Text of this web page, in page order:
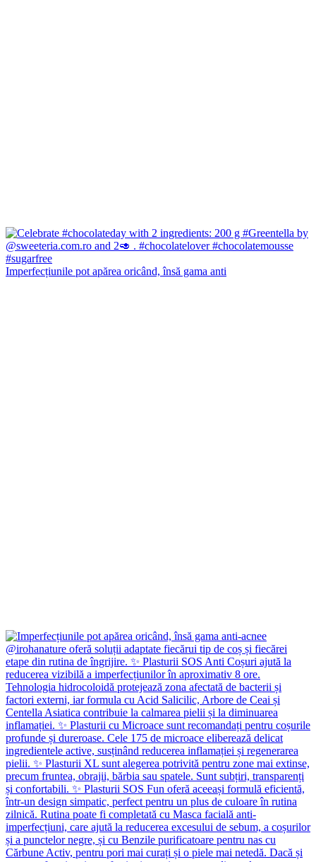
Imperfecțiunile pot apărea oricând, însă gama anti